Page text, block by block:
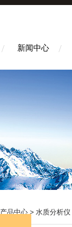
新闻中心
产品中心 > 水质分析仪